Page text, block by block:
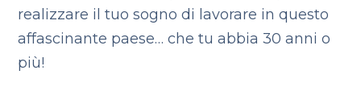
realizzare il tuo sogno di lavorare in questo
affascinante paese… che tu abbia 30 anni o
più!